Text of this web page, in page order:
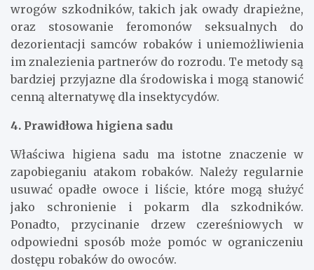
wrogów szkodników, takich jak owady drapieżne,
oraz stosowanie feromonów seksualnych do
dezorientacji samców robaków i uniemożliwienia
im znalezienia partnerów do rozrodu. Te metody są
bardziej przyjazne dla środowiska i mogą stanowić
cenną alternatywę dla insektycydów.
4. Prawidłowa higiena sadu
Właściwa higiena sadu ma istotne znaczenie w
zapobieganiu atakom robaków. Należy regularnie
usuwać opadłe owoce i liście, które mogą służyć
jako schronienie i pokarm dla szkodników.
Ponadto, przycinanie drzew czereśniowych w
odpowiedni sposób może pomóc w ograniczeniu
dostępu robaków do owoców.